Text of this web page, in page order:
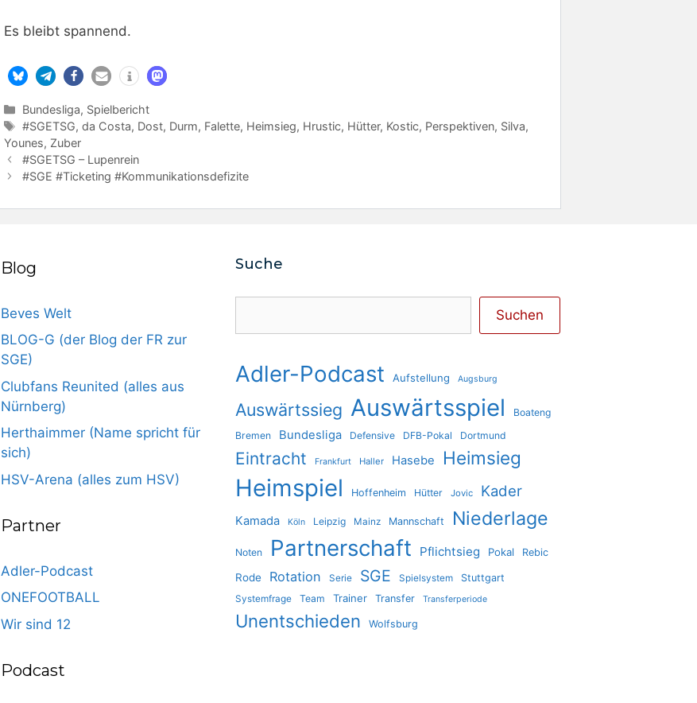
Es bleibt spannend.
Kategorien
Bundesliga, Spielbericht
Schlagwörter
#SGETSG,da Costa, Dost, Durm, Falette, Heimsieg, Hrustic, Hütter, Kostic, Perspektiven, Silva,
Younes, Zuber
#SGETSG – Lupenrein
#SGE #Ticketing #Kommunikationsdefizite
Blog
Beves Welt
BLOG-G (der Blog der FR zur
SGE)
Clubfans Reunited (alles aus
Nürnberg)
Herthaimmer (Name spricht für
sich)
HSV-Arena (alles zum HSV)
Partner
Adler-Podcast
ONEFOOTBALL
Wir sind 12
Podcast
Suche
Suchen
Adler-Podcast Aufstellung Augsburg
Auswärtssieg Auswärtsspiel
Boateng
Bremen
Bundesliga Defensive DFB-Pokal Dortmund
Eintracht Frankfurt Haller Hasebe Heimsieg
Heimspiel Hoffenheim Hütter Jovic Kader
Kamada Köln Leipzig Mainz Mannschaft Niederlage
Noten Partnerschaft Pflichtsieg Pokal Rebic
Rode Rotation Serie SGE Spielsystem Stuttgart
Systemfrage Team Trainer Transfer Transferperiode
Unentschieden Wolfsburg